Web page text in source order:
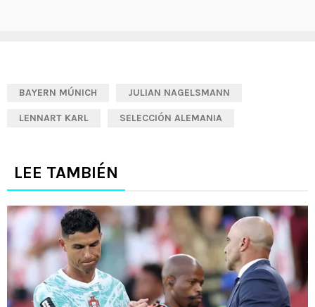
BAYERN MÚNICH JULIAN NAGELSMANN
LENNART KARL SELECCIÓN ALEMANIA
LEE TAMBIÉN